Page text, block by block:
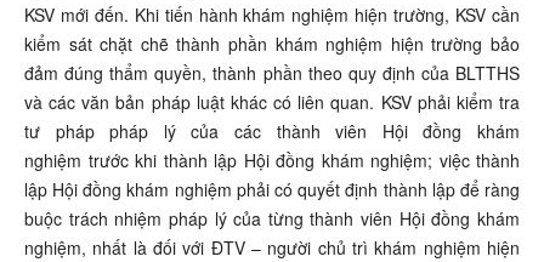
KSV mới đến. Khi tiến hành khám nghiệm hiện trường, KSV cần
kiểm sát chặt chẽ thành phần khám nghiệm hiện trường bảo
đảm đúng thẩm quyền, thành phần theo quy định của BLTTHS
và các văn bản pháp luật khác có liên quan. KSV phải kiểm tra
tư pháp pháp lý của các thành viên Hội đồng khám
nghiệm trước khi thành lập Hội đồng khám nghiệm; việc thành
lập Hội đồng khám nghiệm phải có quyết định thành lập để ràng
buộc trách nhiệm pháp lý của từng thành viên Hội đồng khám
nghiệm, nhất là đối với ĐTV – người chủ trì khám nghiệm hiện